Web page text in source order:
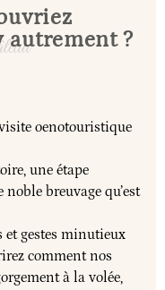
autrement ?
oenotouristique
une étape
breuvage qu’est
et gestes minutieux
comment nos
à la volée,